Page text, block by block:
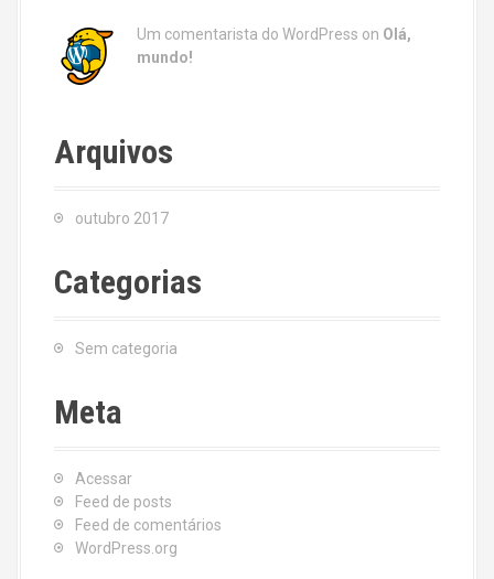
Um comentarista do WordPress on Olá,
mundo!
Arquivos
outubro 2017
Categorias
Sem categoria
Meta
Acessar
Feed de posts
Feed de comentários
WordPress.org